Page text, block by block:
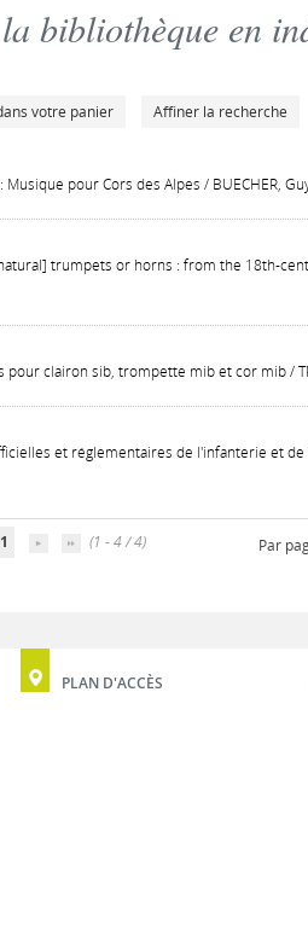
bibliothèque en
votre panier Affiner la recherche
Musique pour Cors des Alpes / BUECHER,
trumpets or horns : from the 18th-
pour clairon sib, trompette mib et cor mib /
et réglementaires de l'infanterie et de
1 (1 - 4 / 4) Par
PLAN D'ACCÈS